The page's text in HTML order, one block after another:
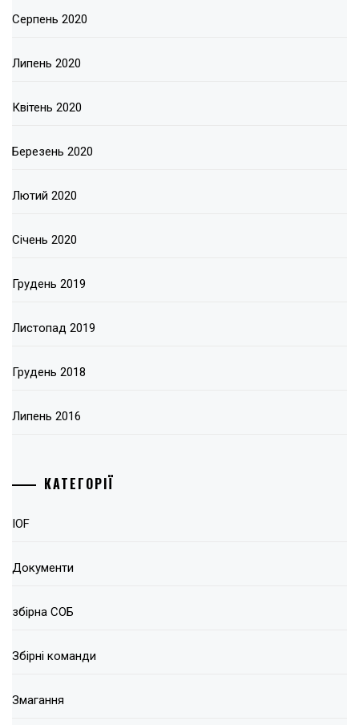
Серпень 2020
Липень 2020
Квітень 2020
Березень 2020
Лютий 2020
Січень 2020
Грудень 2019
Листопад 2019
Грудень 2018
Липень 2016
КАТЕГОРІЇ
IOF
Документи
збірна СОБ
Збірні команди
Змагання